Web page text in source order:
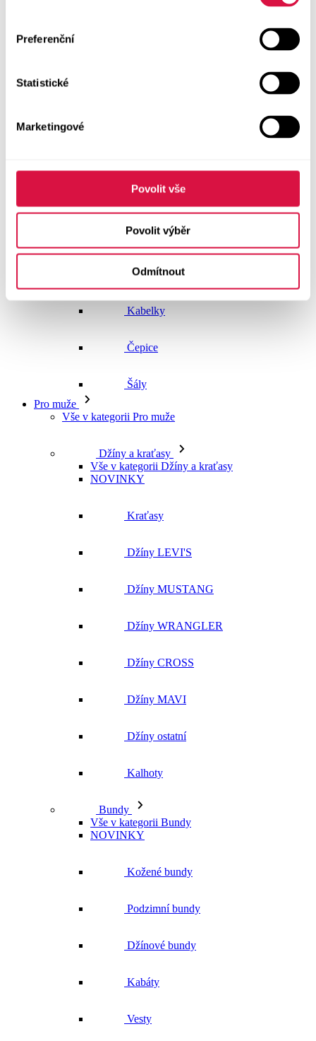
Preferenční
Statistické
Marketingové
Povolit vše
Povolit výběr
Odmítnout
Boty GEOX
Pásky
Peněženky
Kabelky
Čepice
Šály
Pro muže
Vše v kategorii Pro muže
Džíny a kraťasy
Vše v kategorii Džíny a kraťasy
NOVINKY
Kraťasy
Džíny LEVI'S
Džíny MUSTANG
Džíny WRANGLER
Džíny CROSS
Džíny MAVI
Džíny ostatní
Kalhoty
Bundy
Vše v kategorii Bundy
NOVINKY
Kožené bundy
Podzimní bundy
Džínové bundy
Kabáty
Vesty